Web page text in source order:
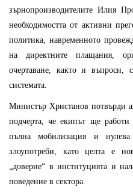
зърнопроизводителите Илия
необходимостта от активни
политика, навременното
на директните плащания,
очертаване, както и въпроси,
системата.
Министър Христанов потвърди
подчерта, че екипът ще
пълна мобилизация и
злоупотреби, като целта е
„доверие“ в институцията и
поведение в сектора.